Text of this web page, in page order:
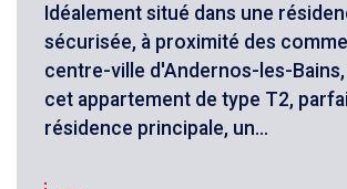
Idéalement situé dans une
sécurisée, à proximité des
centre-ville d'Andernos-les-
cet appartement de type T2,
résidence principale, un...